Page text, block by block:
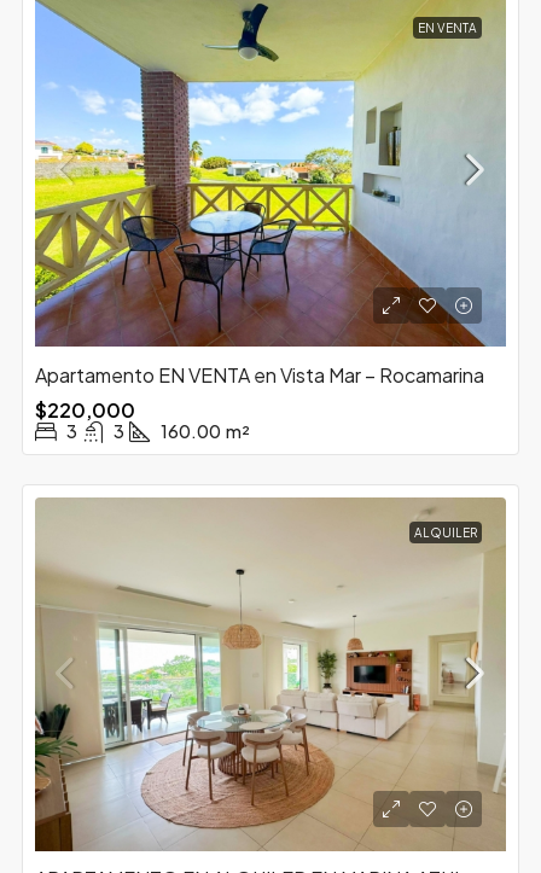
EN VENTA
Apartamento EN VENTA en Vista Mar – Rocamarina
$220,000
3 3 160.00 m²
ALQUILER